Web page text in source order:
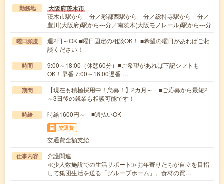
勤務地 大阪府茨木市
茨木市駅から---分／彩都西駅から---分／総持寺駅から---分／
豊川(大阪府)駅から---分／南茨木(大阪モノレール)駅から---分
曜日頻度
週2日～OK ■曜日固定の相談OK！ ■希望の曜日があればご相
談ください！
時間
9:00～18:00（休憩60分）■ご希望があれば下記シフトも
OK！早番 7:00～16:00遅番 …
期間
【現在も積極採用中！急募！】2カ月～ ■ご応募から最短2
～3日後の就業も相談可能です！
時給 時給1600円～ ■週払いOK
交通費
交通費全額支給
仕事内容
介護関連
≪少人数施設での生活サポート≫お年寄りたちが自立を目指
して集団生活を送る「グループホーム」。食材の買…